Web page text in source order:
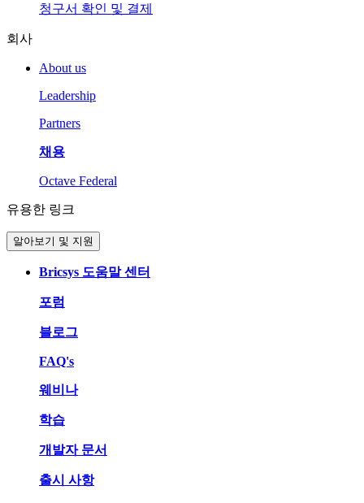
청구서 확인 및 결제
회사
About us
Leadership
Partners
채용
Octave Federal
유용한 링크
알아보기 및 지원
Bricsys 도움말 센터
포럼
블로그
FAQ's
웨비나
학습
개발자 문서
출시 사항